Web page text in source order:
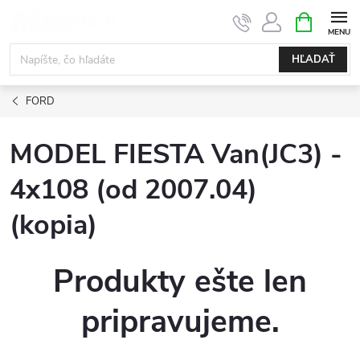
obsah
HĽADAŤ
KOŠÍK
FORD
MODEL FIESTA Van(JC3) -
4x108 (od 2007.04)
(kopia)
Produkty ešte len
pripravujeme.